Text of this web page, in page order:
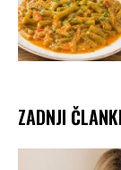
ZADNJI ČLANKI